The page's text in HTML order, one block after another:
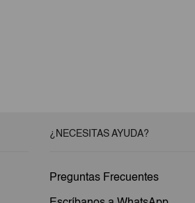
¿NECESITAS AYUDA?
Preguntas Frecuentes